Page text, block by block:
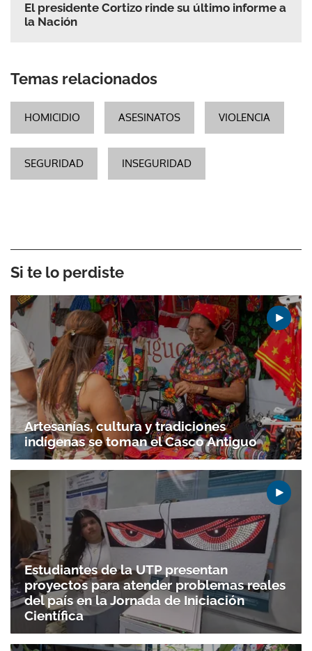
El presidente Cortizo rinde su último informe a
la Nación
Temas relacionados
HOMICIDIO ASESINATOS VIOLENCIA
SEGURIDAD INSEGURIDAD
Si te lo perdiste
Artesanías, cultura y tradiciones
indígenas se toman el Casco Antiguo
Estudiantes de la UTP presentan
proyectos para atender problemas reales
del país en la Jornada de Iniciación
Científica